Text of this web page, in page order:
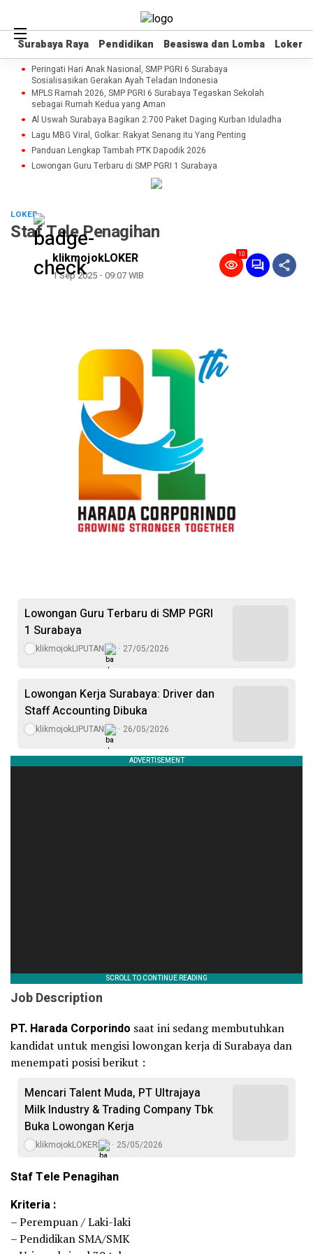
Surabaya Raya Pendidikan Beasiswa dan Lomba Loker
Surabaya Raya Pendidikan Beasiswa dan Lomba Loker
Peringati Hari Anak Nasional, SMP PGRI 6 Surabaya
Sosialisasikan Gerakan Ayah Teladan Indonesia
MPLS Ramah 2026, SMP PGRI 6 Surabaya Tegaskan Sekolah
sebagai Rumah Kedua yang Aman
Al Uswah Surabaya Bagikan 2.700 Paket Daging Kurban Iduladha
Lagu MBG Viral, Golkar: Rakyat Senang itu Yang Penting
Panduan Lengkap Tambah PTK Dapodik 2026
Lowongan Guru Terbaru di SMP PGRI 1 Surabaya
LOKER
Staf Tele Penagihan
klikmojokLOKER
1 Sep 2025 - 09:07 WIB
10
Lowongan Guru Terbaru di SMP PGRI
1 Surabaya
klikmojokLIPUTAN 27/05/2026
Lowongan Kerja Surabaya: Driver dan
Staff Accounting Dibuka
klikmojokLIPUTAN 26/05/2026
Job Description
PT. Harada Corporindo saat ini sedang membutuhkan
kandidat untuk mengisi lowongan kerja di Surabaya dan
menempati posisi berikut :
Mencari Talent Muda, PT Ultrajaya
Milk Industry & Trading Company Tbk
Buka Lowongan Kerja
klikmojokLOKER 25/05/2026
Staf Tele Penagihan
Kriteria :
– Perempuan / Laki-laki
– Pendidikan SMA/SMK